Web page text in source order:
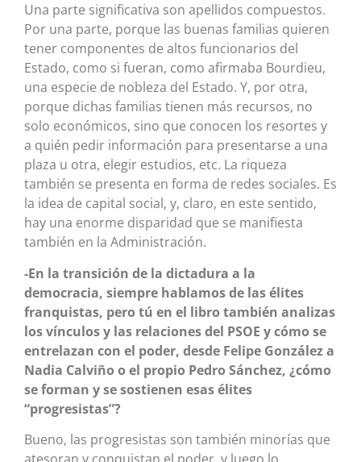
Una parte significativa son apellidos compuestos.
Por una parte, porque las buenas familias quieren
tener componentes de altos funcionarios del
Estado, como si fueran, como afirmaba Bourdieu,
una especie de nobleza del Estado. Y, por otra,
porque dichas familias tienen más recursos, no
solo económicos, sino que conocen los resortes y
a quién pedir información para presentarse a una
plaza u otra, elegir estudios, etc. La riqueza
también se presenta en forma de redes sociales. Es
la idea de capital social, y, claro, en este sentido,
hay una enorme disparidad que se manifiesta
también en la Administración.
-En la transición de la dictadura a la
democracia, siempre hablamos de las élites
franquistas, pero tú en el libro también analizas
los vínculos y las relaciones del PSOE y cómo se
entrelazan con el poder, desde Felipe González a
Nadia Calviño o el propio Pedro Sánchez, ¿cómo
se forman y se sostienen esas élites
“progresistas”?
Bueno, las progresistas son también minorías que